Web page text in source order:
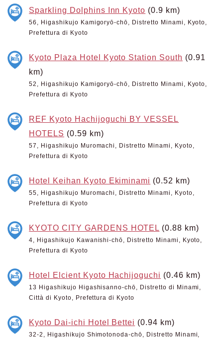
Sparkling Dolphins Inn Kyoto (0.9 km)
56, Higashikujo Kamigoryō-chō, Distretto Minami, Kyoto,
Prefettura di Kyoto
Kyoto Plaza Hotel Kyoto Station South (0.91
km)
52, Higashikujo Kamigoryō-chō, Distretto Minami, Kyoto,
Prefettura di Kyoto
REF Kyoto Hachijoguchi BY VESSEL
HOTELS (0.59 km)
57, Higashikujo Muromachi, Distretto Minami, Kyoto,
Prefettura di Kyoto
Hotel Keihan Kyoto Ekiminami (0.52 km)
55, Higashikujo Muromachi, Distretto Minami, Kyoto,
Prefettura di Kyoto
KYOTO CITY GARDENS HOTEL (0.88 km)
4, Higashikujo Kawanishi-chō, Distretto Minami, Kyoto,
Prefettura di Kyoto
Hotel Elcient Kyoto Hachijoguchi (0.46 km)
13 Higashikujo Higashisanno-chō, Distretto di Minami,
Città di Kyoto, Prefettura di Kyoto
Kyoto Dai-ichi Hotel Bettei (0.94 km)
32-2, Higashikujo Shimotonoda-chō, Distretto Minami,